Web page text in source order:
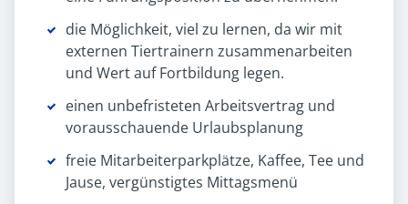
die Möglichkeit, viel zu lernen, da wir mit
externen Tiertrainern zusammenarbeiten
und Wert auf Fortbildung legen.
einen unbefristeten Arbeitsvertrag und
vorausschauende Urlaubsplanung
freie Mitarbeiterparkplätze, Kaffee, Tee und
Jause, vergünstigtes Mittagsmenü